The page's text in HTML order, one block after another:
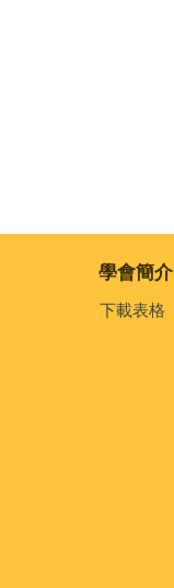
學會簡介
下載表格